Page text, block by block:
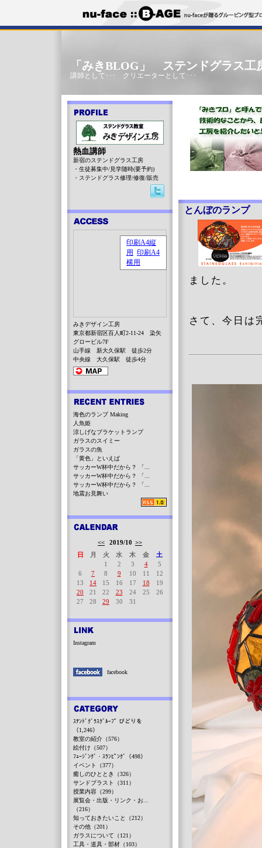
「みきBLOG」 ステンドグラス工
講師として･･･ クリエーターとして･･･
とんぼのランプ
ました。
さて、今日は
熱血講師
新宿のステンドグラス工房
・生徒募集中/見学随時(要予約)
・ステンドグラス修理/修復/販売
みきデザイン工房
東京都新宿区百人町2-11-24 染矢
グロービル7F
山手線 新大久保駅 徒歩2分
中央線 大久保駅 徒歩4分
海色のランプ Making
人魚姫
涼しげなブラケットランプ
ガラスのスイミー
ガラスの魚
「黄色」といえば
サッカーW杯中だから？ 「...
サッカーW杯中だから？ 「...
サッカーW杯中だから？ 「...
地震お見舞い
<< 2019/10 >>
日
月 火 水 木 金
土
1
2 3 4
5
6
7 8 9 10 11
12
13
14 15 16 17 18
19
20
21 22 23 24 25
26
27
28 29 30 31
Instagram
facebook
ｽﾃﾝﾄﾞｸﾞﾗｽｸﾞﾙｰﾌﾟ びどりを
（1,246）
教室の紹介（576）
絵付け（507）
ﾌｭｰｼﾞﾝｸﾞ・ｽﾗﾝﾋﾟﾝｸﾞ（498）
イベント（377）
癒しのひととき（326）
サンドブラスト（311）
授業内容（299）
展覧会・出版・リンク・お...
（216）
知っておきたいこと（212）
その他（201）
ガラスについて（121）
工具・道具・部材（103）